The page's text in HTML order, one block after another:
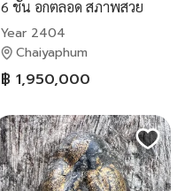
6 ชั้น อกตลอด สภาพสวย
เก่าแชมป์
Year 2404
Chaiyaphum
฿ 1,950,000